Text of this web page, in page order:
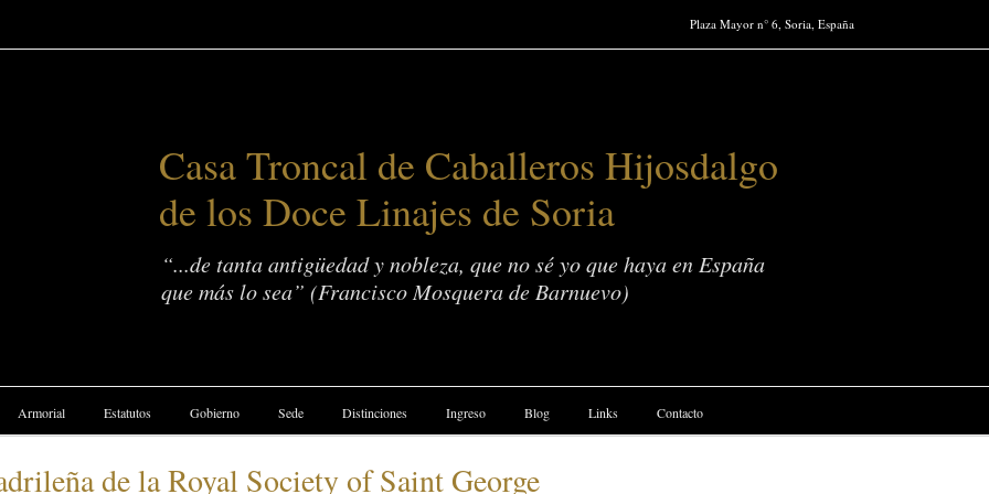
Plaza Mayor n° 6, Soria, España
Casa Troncal de Caballeros Hijosdalgo
de los Doce Linajes de Soria
“...de tanta antigüedad y nobleza, que no sé yo que haya en España
que más lo sea” (Francisco Mosquera de Barnuevo)
Armorial Estatutos Gobierno Sede Distinciones Ingreso Blog Links Contacto
de la Royal Society of Saint George